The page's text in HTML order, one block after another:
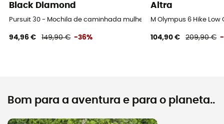
Black Diamond
Pursuit 30 - Mochila de caminhada mulher
94,96 € 149,90 € -36%
Altra
M Olympus 6 Hike
104,90 € 209,90 € -
Bom para a aventura e para o planeta..